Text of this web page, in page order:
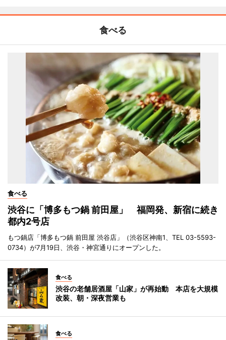
食べる
食べる
渋谷に「博多もつ鍋 前田屋」 福岡発、新宿に続き
都内2号店
もつ鍋店「博多もつ鍋 前田屋 渋谷店」（渋谷区神南1、TEL 03-5593-
0734）が7月19日、渋谷・神宮通りにオープンした。
食べる
渋谷の老舗居酒屋「山家」が再始動 本店を大規模
改装、朝・深夜営業も
食べる